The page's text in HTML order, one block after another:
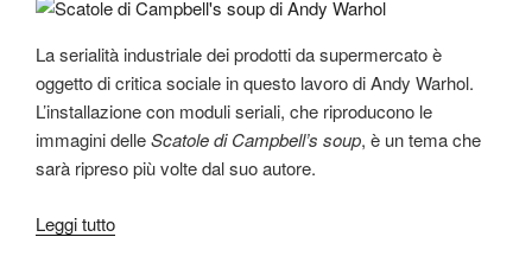
La serialità industriale dei prodotti da supermercato è
oggetto di critica sociale in questo lavoro di Andy Warhol.
L’installazione con moduli seriali, che riproducono le
immagini delleScatole di Campbell’s soup, è un tema che
sarà ripreso più volte dal suo autore.
Leggi tutto“Scatole